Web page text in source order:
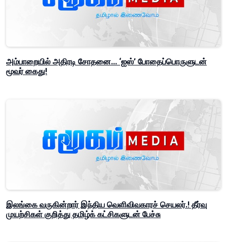
அம்பாறையில் அதிரடி சோதனை... ‘ஐஸ்’ போதைப்பொருளுடன்
மூவர் கைது!
இலங்கை வருகின்றார் இந்திய வெளிவிவகாரச் செயலர்.! தீர்வு
முயற்சிகள் குறித்து தமிழ்க் கட்சிகளுடன் பேச்சு